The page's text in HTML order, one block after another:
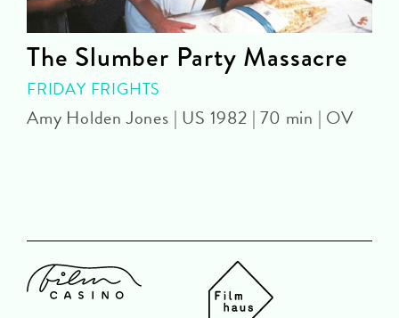
The Slumber Party Massacre
FRIDAY FRIGHTS
Amy Holden Jones | US 1982 | 70 min | OV